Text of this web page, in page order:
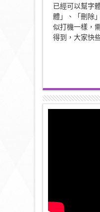
已經可以幫字
體」、「刪除
似打機一樣，
得到，大家快